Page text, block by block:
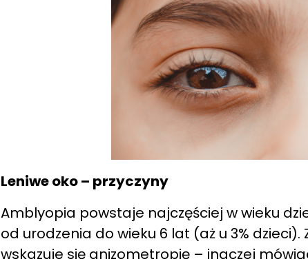
Leniwe oko – przyczyny
Amblyopia powstaje najczęściej w wieku
od urodzenia do wieku 6 lat (aż u 3%
wskazuje się anizometropię – inaczej